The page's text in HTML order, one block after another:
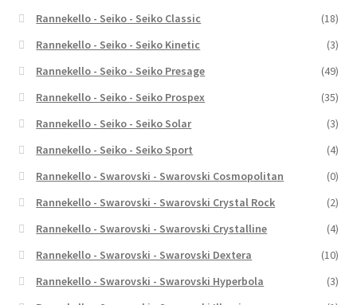
Rannekello - Seiko - Seiko Classic
(18)
Rannekello - Seiko - Seiko Kinetic
(3)
Rannekello - Seiko - Seiko Presage
(49)
Rannekello - Seiko - Seiko Prospex
(35)
Rannekello - Seiko - Seiko Solar
(3)
Rannekello - Seiko - Seiko Sport
(4)
Rannekello - Swarovski - Swarovski Cosmopolitan
(0)
Rannekello - Swarovski - Swarovski Crystal Rock
(2)
Rannekello - Swarovski - Swarovski Crystalline
(4)
Rannekello - Swarovski - Swarovski Dextera
(10)
Rannekello - Swarovski - Swarovski Hyperbola
(3)